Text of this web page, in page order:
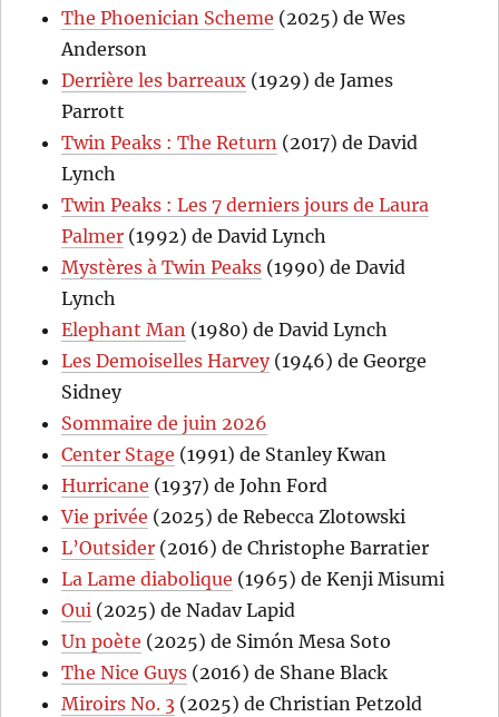
The Phoenician Scheme (2025) de Wes
Anderson
Derrière les barreaux (1929) de James
Parrott
Twin Peaks : The Return (2017) de David
Lynch
Twin Peaks : Les 7 derniers jours de Laura
Palmer (1992) de David Lynch
Mystères à Twin Peaks (1990) de David
Lynch
Elephant Man (1980) de David Lynch
Les Demoiselles Harvey(1946) de George
Sidney
Sommaire de juin 2026
Center Stage (1991) de Stanley Kwan
Hurricane (1937) de John Ford
Vie privée (2025) de Rebecca Zlotowski
L’Outsider (2016) de Christophe Barratier
La Lame diabolique (1965) de Kenji Misumi
Oui (2025) de Nadav Lapid
Un poète (2025) de Simón Mesa Soto
The Nice Guys (2016) de Shane Black
Miroirs No. 3 (2025) de Christian Petzold